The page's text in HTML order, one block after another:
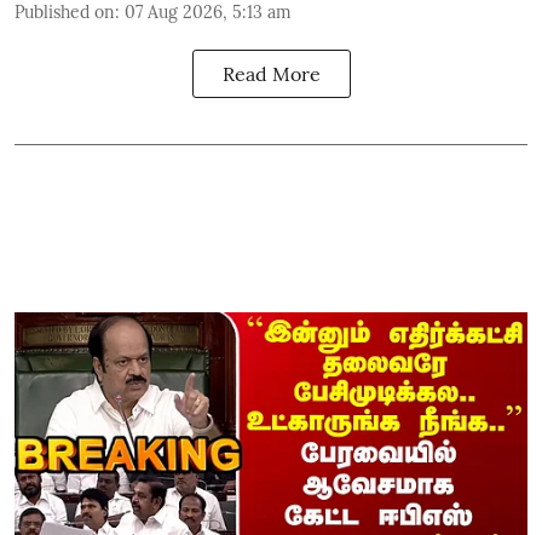
Published on: 07 Aug 2026, 5:13 am
Read More